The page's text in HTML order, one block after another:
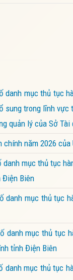
danh mục thủ tục
trong lĩnh
quản lý của Sở
năm 2026
danh mục thủ tục
Điện Biên
danh mục thủ
danh mục thủ
tỉnh Điện Biên
danh mục thủ tục